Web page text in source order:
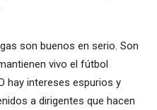
son buenos en serio. Son
vivo el fútbol
hay intereses espurios y
a dirigentes que hacen